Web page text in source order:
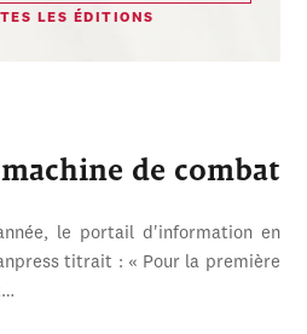
de combat
le portail d'information en
titrait : « Pour la première
LES ÉDITIONS